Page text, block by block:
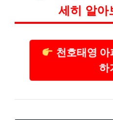
세히 알아
천호태영
하